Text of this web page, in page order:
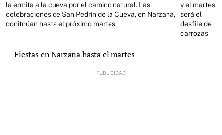
la ermita a la cueva por el camino natural. Las
celebraciones de San Pedrín de la Cueva, en Narzana,
conitnúan hasta el próximo martes.
y el martes
será el
desfile de
carrozas
Fiestas en Narzana hasta el martes